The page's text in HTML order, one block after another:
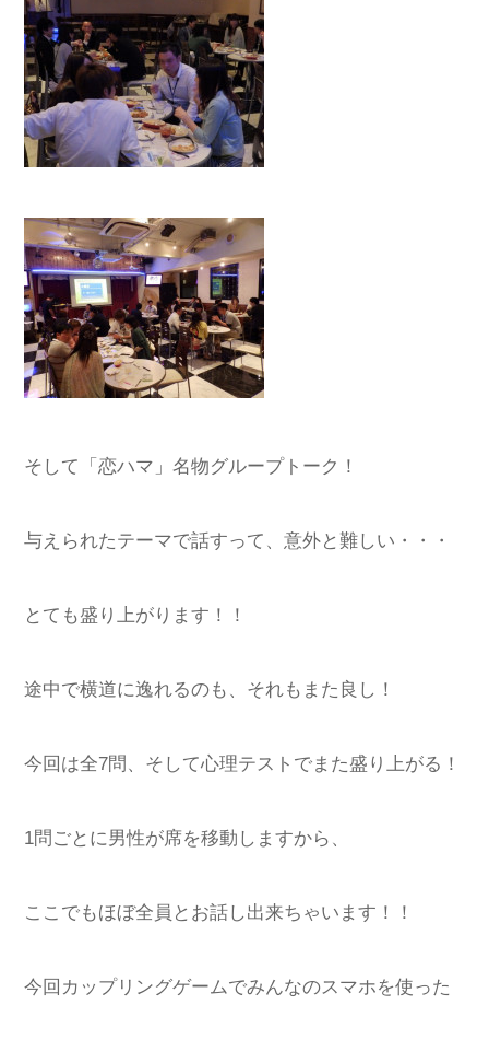
そして「恋ハマ」名物グループトーク！
与えられたテーマで話すって、意外と難しい・・・
とても盛り上がります！！
途中で横道に逸れるのも、それもまた良し！
今回は全7問、そして心理テストでまた盛り上がる！
1問ごとに男性が席を移動しますから、
ここでもほぼ全員とお話し出来ちゃいます！！
今回カップリングゲームでみんなのスマホを使った